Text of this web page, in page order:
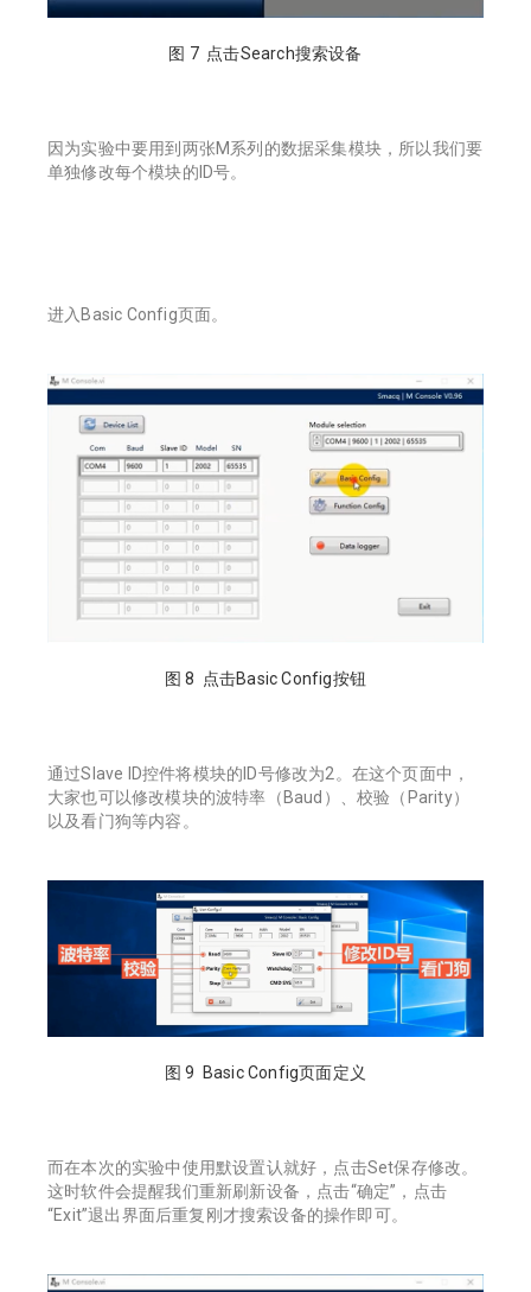
图 7 点击Search搜索设备
因为实验中要用到两张M系列的数据采集模块，所以我们要
单独修改每个模块的ID号。
进入Basic Config页面。
图 8 点击Basic Config按钮
通过Slave ID控件将模块的ID号修改为2。在这个页面中，
大家也可以修改模块的波特率（Baud）、校验（Parity）
以及看门狗等内容。
图 9 Basic Config页面定义
而在本次的实验中使用默设置认就好，点击Set保存修改。
这时软件会提醒我们重新刷新设备，点击“确定”，点击
“Exit”退出界面后重复刚才搜索设备的操作即可。